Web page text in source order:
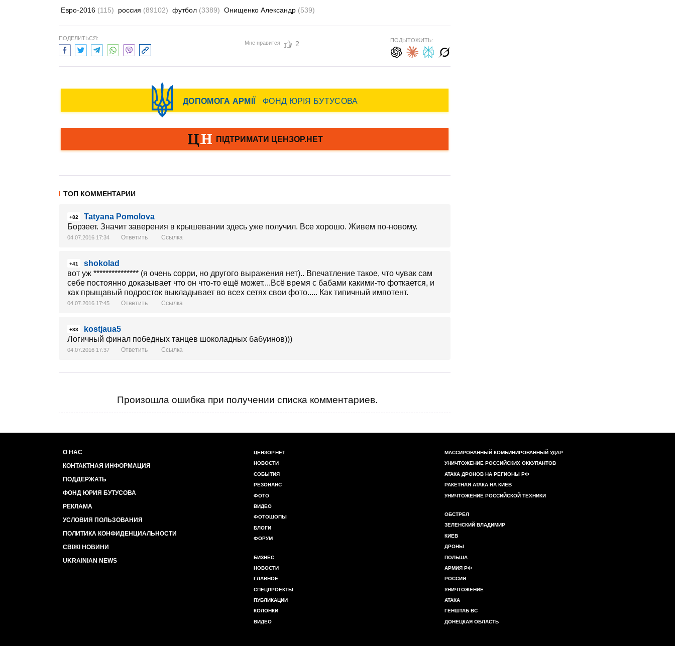
Евро-2016 (115) россия (89102) футбол (3389) Онищенко Александр (539)
ПОДЕЛИТЬСЯ:
Мне нравится 2 ПОДЫТОЖИТЬ:
ТОП КОММЕНТАРИИ
+82
Tatyana Pomolova
Борзеет. Значит заверения в крышевании здесь уже получил. Все хорошо. Живем по-новому.
04.07.2016 17:34 Ответить Ссылка
+41
shokolad
вот уж *************** (я очень сорри, но другого выражения нет).. Впечатление такое, что чувак сам
себе постоянно доказывает что он что-то ещё может....Всё время с бабами какими-то фоткается, и
как прыщавый подросток выкладывает во всех сетях свои фото..... Как типичный импотент.
04.07.2016 17:45 Ответить Ссылка
+33
kostjaua5
Логичный финал победных танцев шоколадных бабуинов)))
04.07.2016 17:37 Ответить Ссылка
Произошла ошибка при получении списка комментариев.
О НАС
КОНТАКТНАЯ ИНФОРМАЦИЯ
ПОДДЕРЖАТЬ
ФОНД ЮРИЯ БУТУСОВА
РЕКЛАМА
УСЛОВИЯ ПОЛЬЗОВАНИЯ
ПОЛИТИКА КОНФИДЕНЦИАЛЬНОСТИ
СВІЖІ НОВИНИ
UKRAINIAN NEWS
ЦЕНЗОР.НЕТ
НОВОСТИ
СОБЫТИЯ
РЕЗОНАНС
ФОТО
ВИДЕО
ФОТОШОПЫ
БЛОГИ
ФОРУМ
БИЗНЕС
НОВОСТИ
ГЛАВНОЕ
СПЕЦПРОЕКТЫ
ПУБЛИКАЦИИ
КОЛОНКИ
ВИДЕО
МАССИРОВАННЫЙ КОМБИНИРОВАННЫЙ УДАР
УНИЧТОЖЕНИЕ РОССИЙСКИХ ОККУПАНТОВ
АТАКА ДРОНОВ НА РЕГИОНЫ РФ
РАКЕТНАЯ АТАКА НА КИЕВ
УНИЧТОЖЕНИЕ РОССИЙСКОЙ ТЕХНИКИ
ОБСТРЕЛ
ЗЕЛЕНСКИЙ ВЛАДИМИР
КИЕВ
ДРОНЫ
ПОЛЬША
АРМИЯ РФ
РОССИЯ
УНИЧТОЖЕНИЕ
АТАКА
ГЕНШТАБ ВС
ДОНЕЦКАЯ ОБЛАСТЬ